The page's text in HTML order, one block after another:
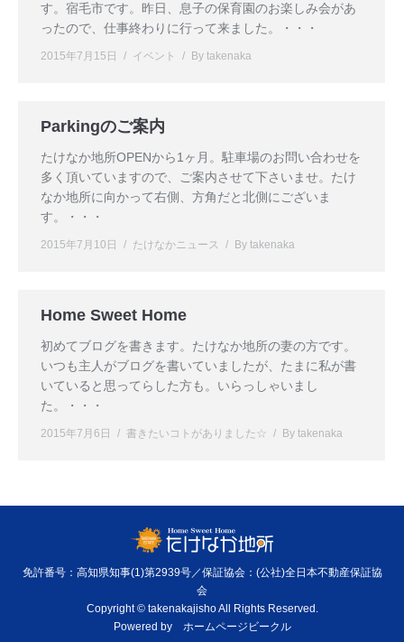
す。宿毛市です。昨日、息子の保育園のお楽しみ会があ
ったので、仕事終わりに行って来ました。・・・
2015年7月15日 イベント By takenaka
Parkingのご案内
たけなか地所OPENから1ヶ月。駐車場のお問い合わせを
多く頂いていますので、ご案内させて下さいませ。たけ
なか地所に向かって右側、方角だと北側にございま
す。・・・
2015年7月10日 たけなかニュース By takenaka
Home Sweet Home
初めてブログを書きます。たけなか地所の妻の方です。
いつも主人がブログを書いていましたが、たまに私が書
いていると思ってらした方も。いらっしゃいまし
た。・・・
2015年7月6日 書きたいコトがありました☆ By takenaka
免許番号：高知県知事(1)第2939号／保証協会：(公社)全日本不動産保証協
会
Copyright © takenakajisho All Rights Reserved.
Powered by ホームページビークル